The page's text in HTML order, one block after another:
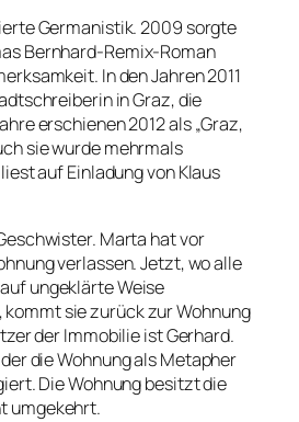
Germanistik. 2009 sorgte
Bernhard-Remix-Roman
In den Jahren 2011
in Graz, die
erschienen 2012 als „Graz,
sie wurde mehrmals
auf Einladung von Klaus
Marta hat vor
verlassen. Jetzt, wo alle
ungeklärte Weise
sie zurück zur Wohnung
der Immobilie ist Gerhard.
die Wohnung als Metapher
Die Wohnung besitzt die
umgekehrt.